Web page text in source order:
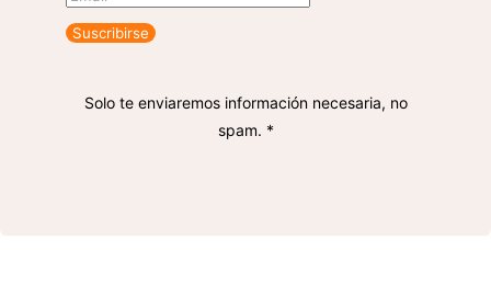
Suscribirse
Solo te enviaremos información necesaria, no
spam. *